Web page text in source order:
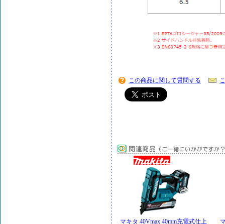
この商品に関して質問する
マキタ 40Vmax 40mm充電式仕上